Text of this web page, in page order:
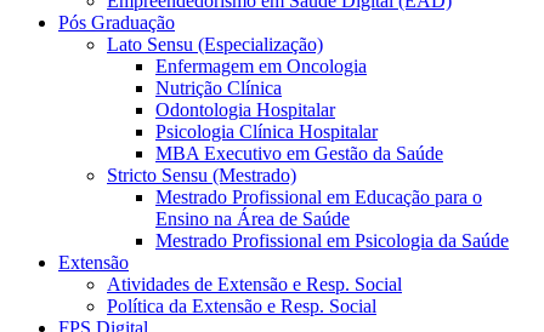
Pós Graduação
Lato Sensu (Especialização)
Enfermagem em Oncologia
Nutrição Clínica
Odontologia Hospitalar
Psicologia Clínica Hospitalar
MBA Executivo em Gestão da Saúde
Stricto Sensu (Mestrado)
Mestrado Profissional em Educação para o
Ensino na Área de Saúde
Mestrado Profissional em Psicologia da Saúde
Extensão
Atividades de Extensão e Resp. Social
Política da Extensão e Resp. Social
FPS Digital